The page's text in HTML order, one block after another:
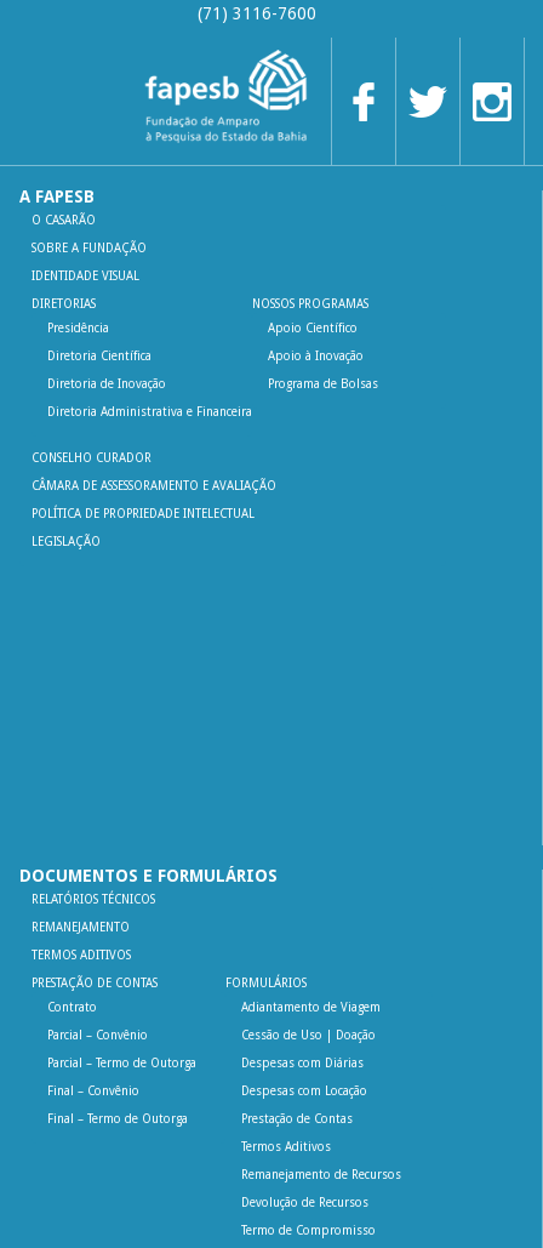
(71) 3116-7600
A FAPESB
O CASARÃO
SOBRE A FUNDAÇÃO
IDENTIDADE VISUAL
DIRETORIAS
Presidência
Diretoria Científica
Diretoria de Inovação
Diretoria Administrativa e Financeira
NOSSOS PROGRAMAS
Apoio Científico
Apoio à Inovação
Programa de Bolsas
CONSELHO CURADOR
CÂMARA DE ASSESSORAMENTO E AVALIAÇÃO
POLÍTICA DE PROPRIEDADE INTELECTUAL
LEGISLAÇÃO
DOCUMENTOS E FORMULÁRIOS
RELATÓRIOS TÉCNICOS
REMANEJAMENTO
TERMOS ADITIVOS
PRESTAÇÃO DE CONTAS
Contrato
Parcial – Convênio
Parcial – Termo de Outorga
Final – Convênio
Final – Termo de Outorga
FORMULÁRIOS
Adiantamento de Viagem
Cessão de Uso | Doação
Despesas com Diárias
Despesas com Locação
Prestação de Contas
Termos Aditivos
Remanejamento de Recursos
Devolução de Recursos
Termo de Compromisso